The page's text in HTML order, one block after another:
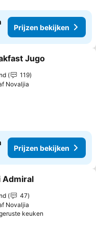
Prijzen bekijken
aan favorieten
Jugo
119
Novaljia
Prijzen bekijken
aan favorieten
Admiral
47
Novaljia
keuken